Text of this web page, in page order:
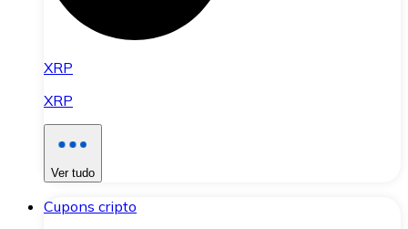
XRP
XRP
Ver tudo
Cupons cripto